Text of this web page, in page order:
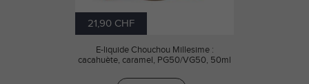
21,90 CHF
E-liquide Chouchou Millesime :
cacahuète, caramel, PG50/VG50, 50ml